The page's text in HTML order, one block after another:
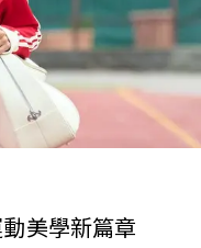
美學新篇章